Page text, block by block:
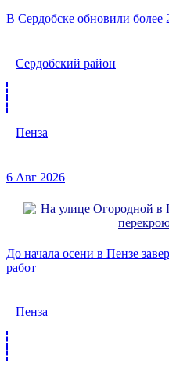
В Сердобске обновили более
Сердобский район
Пенза
6 Авг 2026
До начала осени в Пензе
работ
Пенза